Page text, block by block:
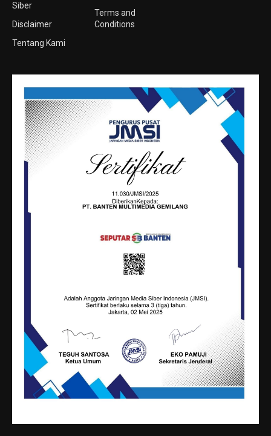
Siber
Disclaimer
Tentang Kami
Terms and
Conditions